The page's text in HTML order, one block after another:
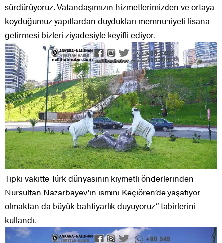
sürdürüyoruz. Vatandaşımızın hizmetlerimizden ve ortaya
koyduğumuz yapıtlardan duydukları memnuniyeti lisana
getirmesi bizleri ziyadesiyle keyifli ediyor.
Tıpkı vakitte Türk dünyasının kıymetli önderlerinden
Nursultan Nazarbayev’in ismini Keçiören’de yaşatıyor
olmaktan da büyük bahtiyarlık duyuyoruz” tabirlerini
kullandı.